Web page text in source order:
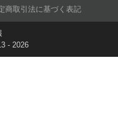
商取引法に基づく表記
- 2026